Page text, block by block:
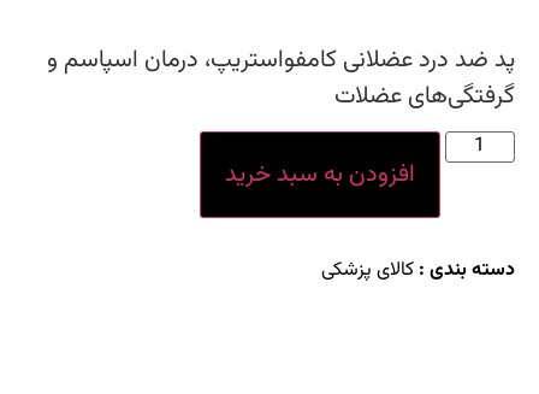
مشتری
ضد درد عضلانی کامفواستریپ، درمان اسپاسم و
عضلات
افزودن به سبد خرید
بندی :کالای پزشکی